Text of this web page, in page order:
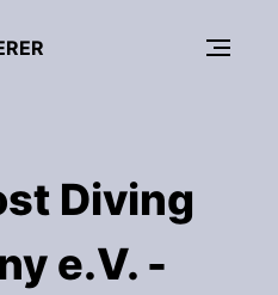
Diving
e.V. -